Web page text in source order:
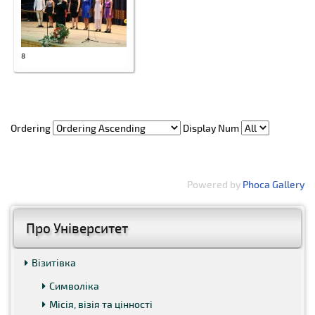
Про Університет
Візитівка
Символіка
Місія, візія та цінності
8
Ordering Display Num
Powered by Phoca Gallery